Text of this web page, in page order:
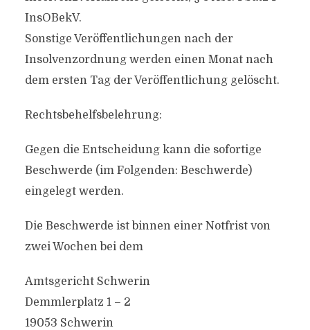
InsOBekV.
Sonstige Veröffentlichungen nach der
Insolvenzordnung werden einen Monat nach
dem ersten Tag der Veröffentlichung gelöscht.
Rechtsbehelfsbelehrung:
Gegen die Entscheidung kann die sofortige
Beschwerde (im Folgenden: Beschwerde)
eingelegt werden.
Die Beschwerde ist binnen einer Notfrist von
zwei Wochen bei dem
Amtsgericht Schwerin
Demmlerplatz 1 – 2
19053 Schwerin